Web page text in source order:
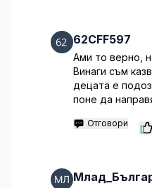
62CFF597
Ами то верно,
Винаги съм
децата е
поне да
Отговори